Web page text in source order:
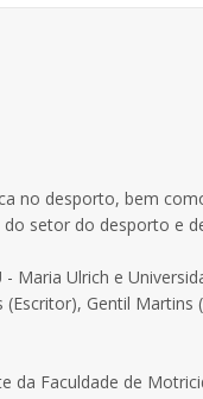
no desporto, bem
setor do desporto e
Maria Ulrich e
Gentil Martins
da Faculdade de